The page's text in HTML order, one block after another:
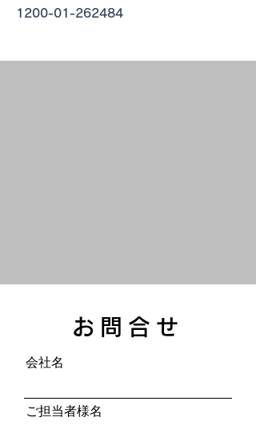
1200-01-262484
お問合せ
会社名
ご担当者様名